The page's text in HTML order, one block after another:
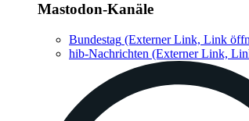
Mastodon-Kanäle
Bundestag (Externer Link, Link
hib-Nachrichten (Externer Link,